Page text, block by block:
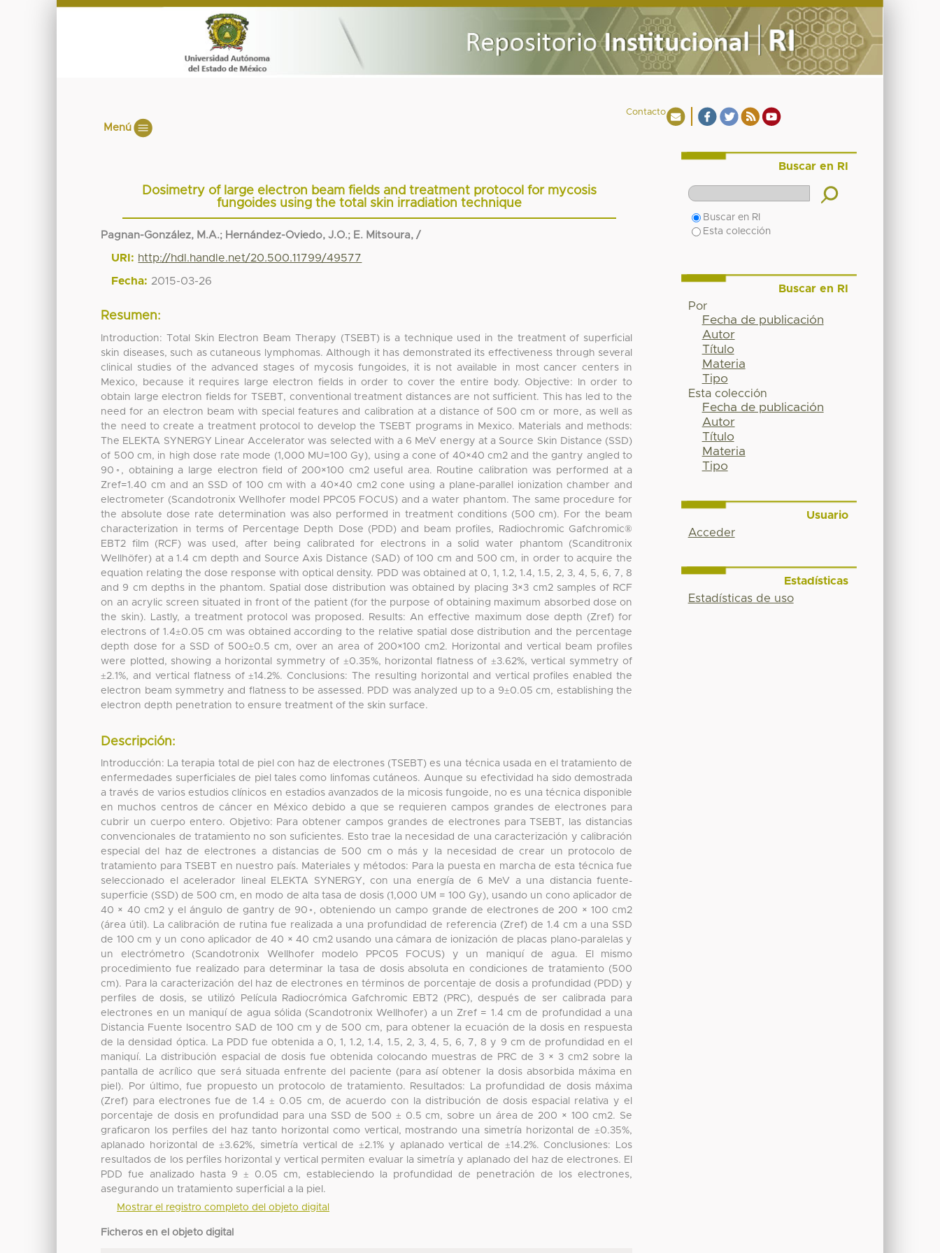
Contacto
Menú
Dosimetry of large electron beam fields and treatment protocol for mycosis
fungoides using the total skin irradiation technique
Pagnan-González, M.A.; Hernández-Oviedo, J.O.; E. Mitsoura, /
URI: http://hdl.handle.net/20.500.11799/49577
Fecha: 2015-03-26
Resumen:
Introduction: Total Skin Electron Beam Therapy (TSEBT) is a technique used in the treatment of superficial
skin diseases, such as cutaneous lymphomas. Although it has demonstrated its effectiveness through several
clinical studies of the advanced stages of mycosis fungoides, it is not available in most cancer centers in
Mexico, because it requires large electron fields in order to cover the entire body. Objective: In order to
obtain large electron fields for TSEBT, conventional treatment distances are not sufficient. This has led to the
need for an electron beam with special features and calibration at a distance of 500 cm or more, as well as
the need to create a treatment protocol to develop the TSEBT programs in Mexico. Materials and methods:
The ELEKTA SYNERGY Linear Accelerator was selected with a 6 MeV energy at a Source Skin Distance (SSD)
of 500 cm, in high dose rate mode (1,000 MU=100 Gy), using a cone of 40×40 cm2 and the gantry angled to
90◦, obtaining a large electron field of 200×100 cm2 useful area. Routine calibration was performed at a
Zref=1.40 cm and an SSD of 100 cm with a 40×40 cm2 cone using a plane-parallel ionization chamber and
electrometer (Scandotronix Wellhofer model PPC05 FOCUS) and a water phantom. The same procedure for
the absolute dose rate determination was also performed in treatment conditions (500 cm). For the beam
characterization in terms of Percentage Depth Dose (PDD) and beam profiles, Radiochromic Gafchromic®
EBT2 film (RCF) was used, after being calibrated for electrons in a solid water phantom (Scanditronix
Wellhöfer) at a 1.4 cm depth and Source Axis Distance (SAD) of 100 cm and 500 cm, in order to acquire the
equation relating the dose response with optical density. PDD was obtained at 0, 1, 1.2, 1.4, 1.5, 2, 3, 4, 5, 6, 7, 8
and 9 cm depths in the phantom. Spatial dose distribution was obtained by placing 3×3 cm2 samples of RCF
on an acrylic screen situated in front of the patient (for the purpose of obtaining maximum absorbed dose on
the skin). Lastly, a treatment protocol was proposed. Results: An effective maximum dose depth (Zref) for
electrons of 1.4±0.05 cm was obtained according to the relative spatial dose distribution and the percentage
depth dose for a SSD of 500±0.5 cm, over an area of 200×100 cm2. Horizontal and vertical beam profiles
were plotted, showing a horizontal symmetry of ±0.35%, horizontal flatness of ±3.62%, vertical symmetry of
±2.1%, and vertical flatness of ±14.2%. Conclusions: The resulting horizontal and vertical profiles enabled the
electron beam symmetry and flatness to be assessed. PDD was analyzed up to a 9±0.05 cm, establishing the
electron depth penetration to ensure treatment of the skin surface.
Descripción:
Introducción: La terapia total de piel con haz de electrones (TSEBT) es una técnica usada en el tratamiento de
enfermedades superficiales de piel tales como linfomas cutáneos. Aunque su efectividad ha sido demostrada
a través de varios estudios clínicos en estadios avanzados de la micosis fungoide, no es una técnica disponible
en muchos centros de cáncer en México debido a que se requieren campos grandes de electrones para
cubrir un cuerpo entero. Objetivo: Para obtener campos grandes de electrones para TSEBT, las distancias
convencionales de tratamiento no son suficientes. Esto trae la necesidad de una caracterización y calibración
especial del haz de electrones a distancias de 500 cm o más y la necesidad de crear un protocolo de
tratamiento para TSEBT en nuestro país. Materiales y métodos: Para la puesta en marcha de esta técnica fue
seleccionado el acelerador lineal ELEKTA SYNERGY, con una energía de 6 MeV a una distancia fuente-
superficie (SSD) de 500 cm, en modo de alta tasa de dosis (1,000 UM = 100 Gy), usando un cono aplicador de
40 × 40 cm2 y el ángulo de gantry de 90◦, obteniendo un campo grande de electrones de 200 × 100 cm2
(área útil). La calibración de rutina fue realizada a una profundidad de referencia (Zref) de 1.4 cm a una SSD
de 100 cm y un cono aplicador de 40 × 40 cm2 usando una cámara de ionización de placas plano-paralelas y
un electrómetro (Scandotronix Wellhofer modelo PPC05 FOCUS) y un maniquí de agua. El mismo
procedimiento fue realizado para determinar la tasa de dosis absoluta en condiciones de tratamiento (500
cm). Para la caracterización del haz de electrones en términos de porcentaje de dosis a profundidad (PDD) y
perfiles de dosis, se utilizó Película Radiocrómica Gafchromic EBT2 (PRC), después de ser calibrada para
electrones en un maniquí de agua sólida (Scandotronix Wellhofer) a un Zref = 1.4 cm de profundidad a una
Distancia Fuente Isocentro SAD de 100 cm y de 500 cm, para obtener la ecuación de la dosis en respuesta
de la densidad óptica. La PDD fue obtenida a 0, 1, 1.2, 1.4, 1.5, 2, 3, 4, 5, 6, 7, 8 y 9 cm de profundidad en el
maniquí. La distribución espacial de dosis fue obtenida colocando muestras de PRC de 3 × 3 cm2 sobre la
pantalla de acrílico que será situada enfrente del paciente (para así obtener la dosis absorbida máxima en
piel). Por último, fue propuesto un protocolo de tratamiento. Resultados: La profundidad de dosis máxima
(Zref) para electrones fue de 1.4 ± 0.05 cm, de acuerdo con la distribución de dosis espacial relativa y el
porcentaje de dosis en profundidad para una SSD de 500 ± 0.5 cm, sobre un área de 200 × 100 cm2. Se
graficaron los perfiles del haz tanto horizontal como vertical, mostrando una simetría horizontal de ±0.35%,
aplanado horizontal de ±3.62%, simetría vertical de ±2.1% y aplanado vertical de ±14.2%. Conclusiones: Los
resultados de los perfiles horizontal y vertical permiten evaluar la simetría y aplanado del haz de electrones. El
PDD fue analizado hasta 9 ± 0.05 cm, estableciendo la profundidad de penetración de los electrones,
asegurando un tratamiento superficial a la piel.
Mostrar el registro completo del objeto digital
Ficheros en el objeto digital
Buscar en RI
Buscar en RI
Esta colección
Buscar en RI
Por
Fecha de publicación
Autor
Título
Materia
Tipo
Esta colección
Fecha de publicación
Autor
Título
Materia
Tipo
Usuario
Acceder
Estadísticas
Estadísticas de uso